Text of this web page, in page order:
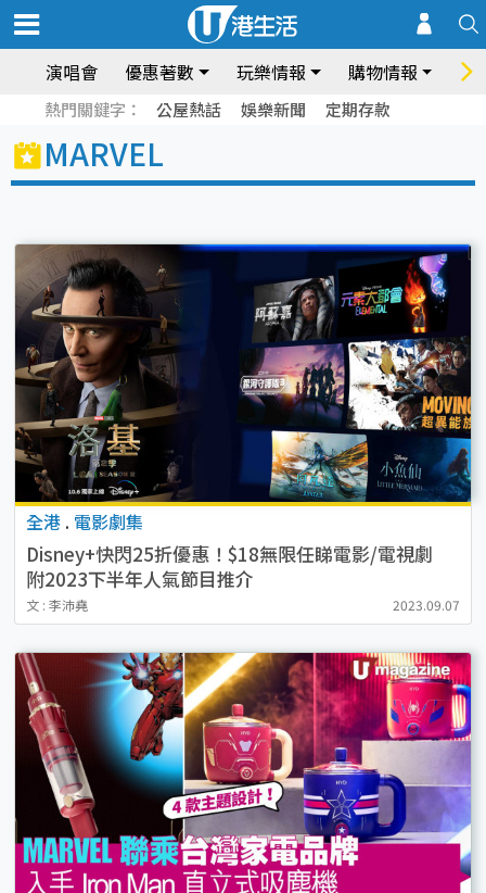
演唱會 優惠著數 玩樂情報 購物情報 飲
熱門關鍵字： 公屋熱話 娛樂新聞 定期存款
MARVEL
全港 . 電影劇集
Disney+快閃25折優惠！$18無限任睇電影/電視劇
附2023下半年人氣節目推介
文 : 李沛堯 2023.09.07